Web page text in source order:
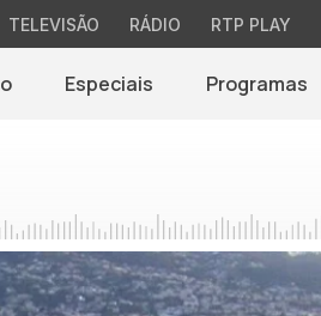
TELEVISÃO RÁDIO RTP PLAY
Especiais Programas